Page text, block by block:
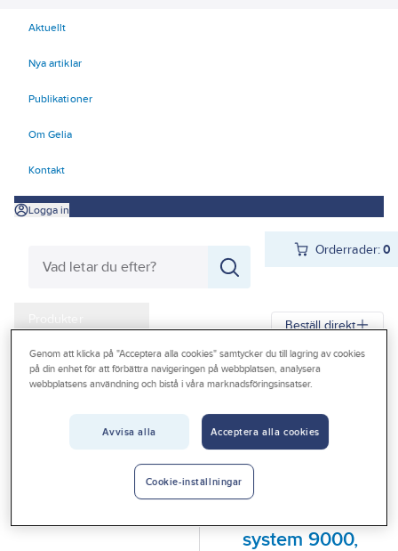
Aktuellt
Nya artiklar
Publikationer
Om Gelia
Kontakt
Logga in
Orderrader:0
Produkter
Kampanjer
Outlet
Beställ direkt
Gelia Produkter Arbetsplats Förvaring
Väskor och lådor
Lagerlåda
Schoeller
system 9000,
Genom att klicka på "Acceptera alla cookies" samtycker du till lagring av cookies
på din enhet för att förbättra navigeringen på webbplatsen, analysera
webbplatsens användning och bistå i våra marknadsföringsinsatser.
Avvisa alla Acceptera alla cookies
Cookie-inställningar